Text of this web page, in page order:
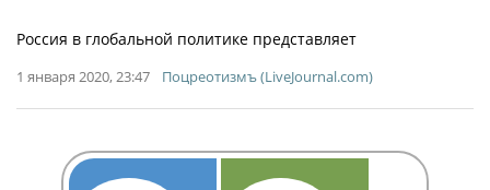
Россия в глобальной политике представляет
1 января 2020, 23:47 Поцреотизмъ (LiveJournal.com)